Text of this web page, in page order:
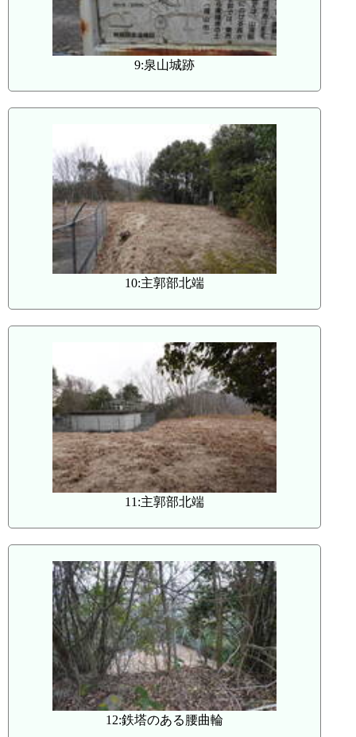
9:泉山城跡
10:主郭部北端
11:主郭部北端
12:鉄塔のある腰曲輪